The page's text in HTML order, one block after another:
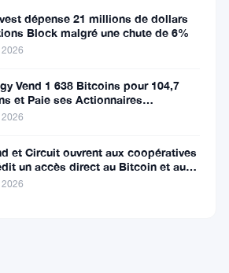
dépense 21 millions de dollars
Block malgré une chute de 6%
Vend 1 638 Bitcoins pour 104,7
et Paie ses Actionnaires
et Circuit ouvrent aux coopératives
un accès direct au Bitcoin et aux